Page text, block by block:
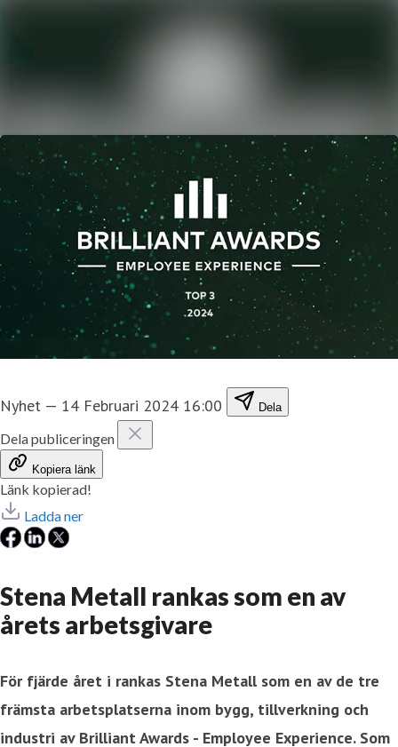
Nyhet — 14 Februari 2024 16:00 Dela
Dela publiceringen
Kopiera länk
Länk kopierad!
Ladda ner
Stena Metall rankas som en av
årets arbetsgivare
För fjärde året i rankas Stena Metall som en av de tre
främsta arbetsplatserna inom bygg, tillverkning och
industri av Brilliant Awards - Employee Experience. Som